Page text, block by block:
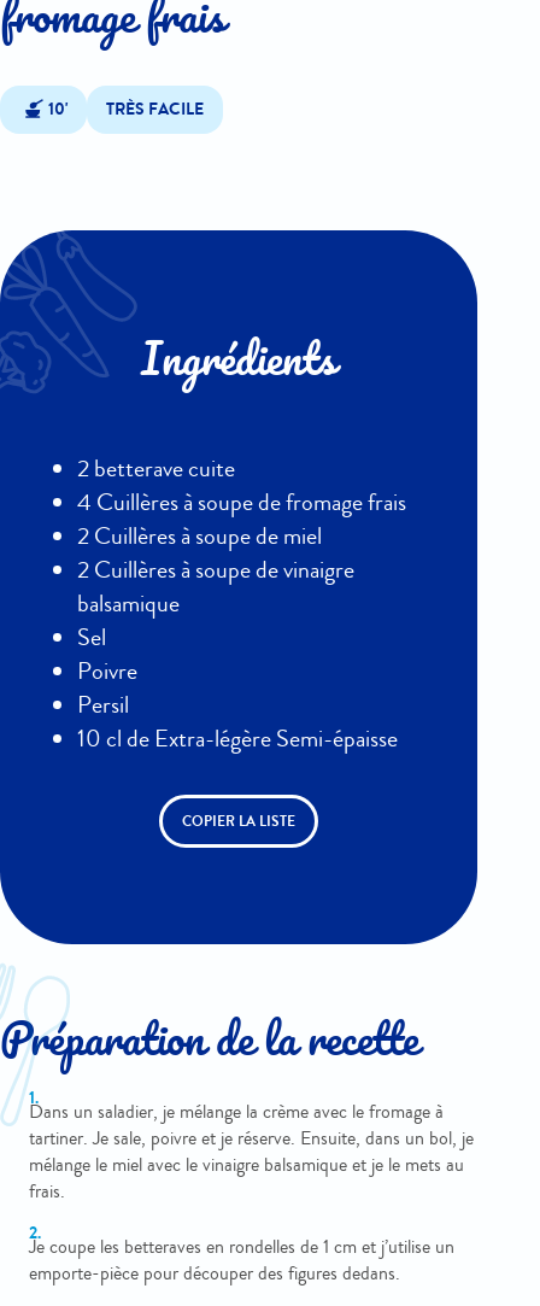
fromage frais
10' TRÈS FACILE
Ingrédients
2 betterave cuite
4 Cuillères à soupe de fromage frais
2 Cuillères à soupe de miel
2 Cuillères à soupe de vinaigre
balsamique
Sel
Poivre
Persil
10 cl de Extra-légère Semi-épaisse
COPIER LA LISTE
Préparation de la recette
Dans un saladier, je mélange la crème avec le fromage à
tartiner. Je sale, poivre et je réserve. Ensuite, dans un bol, je
mélange le miel avec le vinaigre balsamique et je le mets au
frais.
Je coupe les betteraves en rondelles de 1 cm et j’utilise un
emporte-pièce pour découper des figures dedans.